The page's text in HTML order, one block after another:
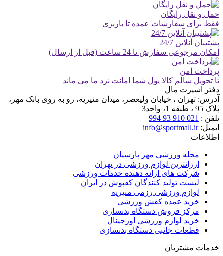
حمل و نقل رایگان
فقط برای سفارشات عمده تا باربری
پشتیبان آنلاین 24/7
امکان مرجوعی سفارش تا 24 ساعت (قبل از ارسال)
پرداخت امن
تا تحویل سالم کالا پول شما امانت نزد ما می ماند
دفتر اسپرت مال
آدرس: تهران ، خیابان ولیعصر، میدان منیریه، رو به روی بانک مهر،
پلاک 95 ، طبقه 1، واحد3
تلفن : 021 910 93 994
ایمیل:info@sportmall.ir
اطلاعات
مجله ورزشی مهر پارسیان
ارزانترین لوازم ورزشی در تهران
شرکت های ارائه دهنده خدمات ورزشی
لیست تولید کنندگان کفپوش در ایران
لوازم ورزشی رزمی منیریه
خرید عمده کفش ورزشی
مرکز فروش دستگاه بدنسازی
خرید لوازم ورزشی اورجینال
قطعات جانبی دستگاه بدنسازی
خدمات مشتریان